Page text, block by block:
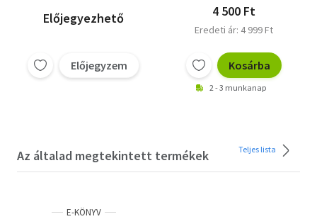
Előjegyezhető
Előjegyzem
4 500 Ft
Eredeti ár: 4 999 Ft
Kosárba
2 - 3 munkanap
Az általad megtekintett termékek Teljes lista
E-KÖNYV